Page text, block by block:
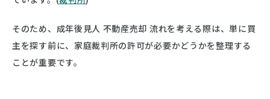
そのため、成年後見人 不動産売却 流れを考える際は、単に買
主を探す前に、家庭裁判所の許可が必要かどうかを整理する
ことが重要です。